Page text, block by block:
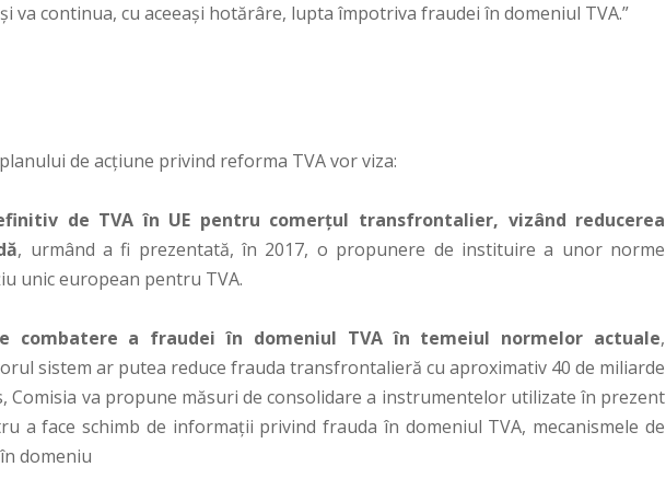
va continua, cu aceeași hotărâre, lupta împotriva fraudei în domeniul TVA.”
de acțiune privind reforma TVA vor viza:
de TVA în UE pentru comerțul transfrontalier, vizând reducerea
, urmând a fi prezentată, în 2017, o propunere de instituire a unor norme
unic european pentru TVA.
combatere a fraudei în domeniul TVA în temeiul normelor actuale,
sistem ar putea reduce frauda transfrontalieră cu aproximativ 40 de miliarde
Comisia va propune măsuri de consolidare a instrumentelor utilizate în prezent
a face schimb de informații privind frauda în domeniul TVA, mecanismele de
domeniu